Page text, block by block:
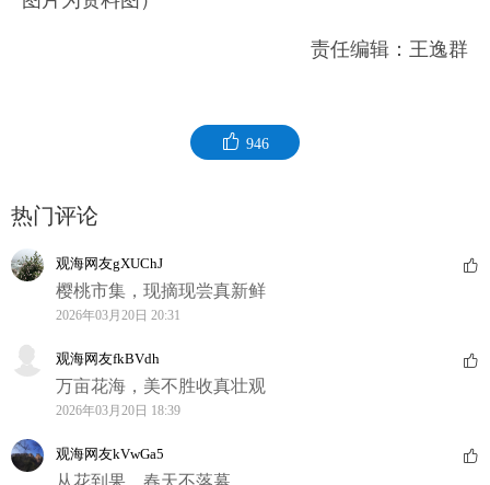
责任编辑：王逸群
946
热门评论
观海网友gXUChJ
樱桃市集，现摘现尝真新鲜
2026年03月20日 20:31
观海网友fkBVdh
万亩花海，美不胜收真壮观
2026年03月20日 18:39
观海网友kVwGa5
从花到果，春天不落幕